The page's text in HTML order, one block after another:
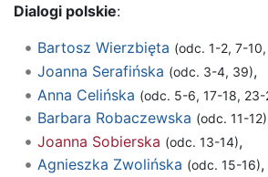
Dialogi polskie:
Bartosz Wierzbięta (odc. 1-2, 7-
Joanna Serafińska (odc. 3-4, 39),
Anna Celińska (odc. 5-6, 17-18,
Barbara Robaczewska (odc. 11-12)
Joanna Sobierska (odc. 13-14),
Agnieszka Zwolińska (odc. 15-16),